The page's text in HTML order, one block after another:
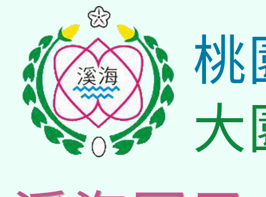
桃
大